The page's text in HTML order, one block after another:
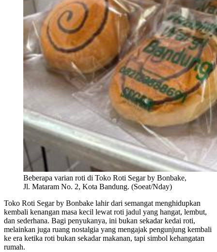
Beberapa varian roti di Toko Roti Segar by Bonbake,
Jl. Mataram No. 2, Kota Bandung. (Soeat/Nday)
Toko Roti Segar by Bonbake lahir dari semangat menghidupkan
kembali kenangan masa kecil lewat roti jadul yang hangat, lembut,
dan sederhana. Bagi penyukanya, ini bukan sekadar kedai roti,
melainkan juga ruang nostalgia yang mengajak pengunjung kembali
ke era ketika roti bukan sekadar makanan, tapi simbol kehangatan
rumah.